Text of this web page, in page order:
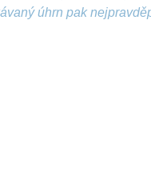
úhrn pak